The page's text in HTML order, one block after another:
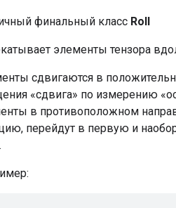
финальный класс Roll
элементы тензора
сдвигаются в
«сдвига» по измерению
в противоположном
перейдут в первую и